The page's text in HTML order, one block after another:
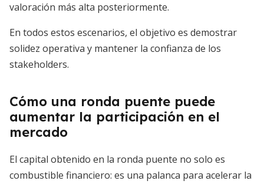
valoración más alta posteriormente.
En todos estos escenarios, el objetivo es demostrar
solidez operativa y mantener la confianza de los
stakeholders.
Cómo una ronda puente puede
aumentar la participación en el
mercado
El capital obtenido en la ronda puente no solo es
combustible financiero: es una palanca para acelerar la